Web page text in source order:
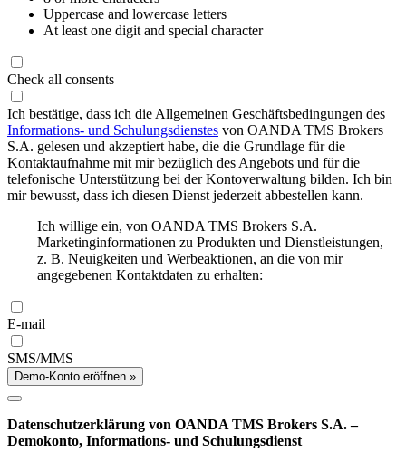
Uppercase and lowercase letters
At least one digit and special character
Check all consents
Ich bestätige, dass ich die Allgemeinen Geschäftsbedingungen des
Informations- und Schulungsdienstes von OANDA TMS Brokers
S.A. gelesen und akzeptiert habe, die die Grundlage für die
Kontaktaufnahme mit mir bezüglich des Angebots und für die
telefonische Unterstützung bei der Kontoverwaltung bilden. Ich bin
mir bewusst, dass ich diesen Dienst jederzeit abbestellen kann.
Ich willige ein, von OANDA TMS Brokers S.A.
Marketinginformationen zu Produkten und Dienstleistungen,
z. B. Neuigkeiten und Werbeaktionen, an die von mir
angegebenen Kontaktdaten zu erhalten:
E-mail
SMS/MMS
Demo-Konto eröffnen »
Datenschutzerklärung von OANDA TMS Brokers S.A. –
Demokonto, Informations- und Schulungsdienst